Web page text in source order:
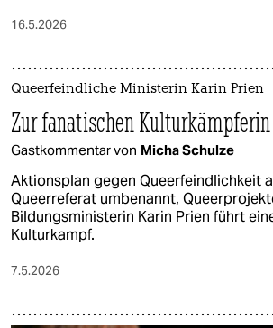
16.5.2026
Queerfeindliche Ministerin Karin Prien
Zur fanatischen
Gastkommentar von Micha Schulze
Aktionsplan gegen Queerfeindlichkeit
Queerreferat umbenannt,
Bildungsministerin Karin Prien führt
Kulturkampf.
7.5.2026